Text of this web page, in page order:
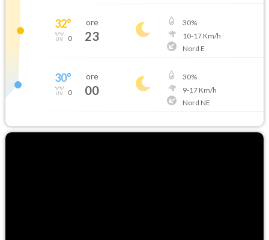
32°
0
ore
23
30%
10-17Km/h
Nord E
30°
0
ore
00
30%
9-17Km/h
Nord NE